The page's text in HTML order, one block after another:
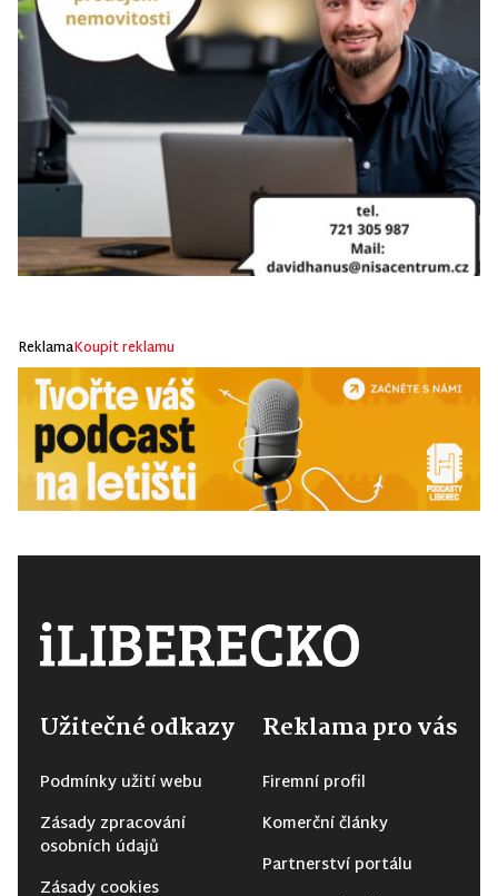
ReklamaKoupit reklamu
Užitečné odkazy
Podmínky užití webu
Zásady zpracování
osobních údajů
Zásady cookies
Reklama pro vás
Firemní profil
Komerční články
Partnerství portálu